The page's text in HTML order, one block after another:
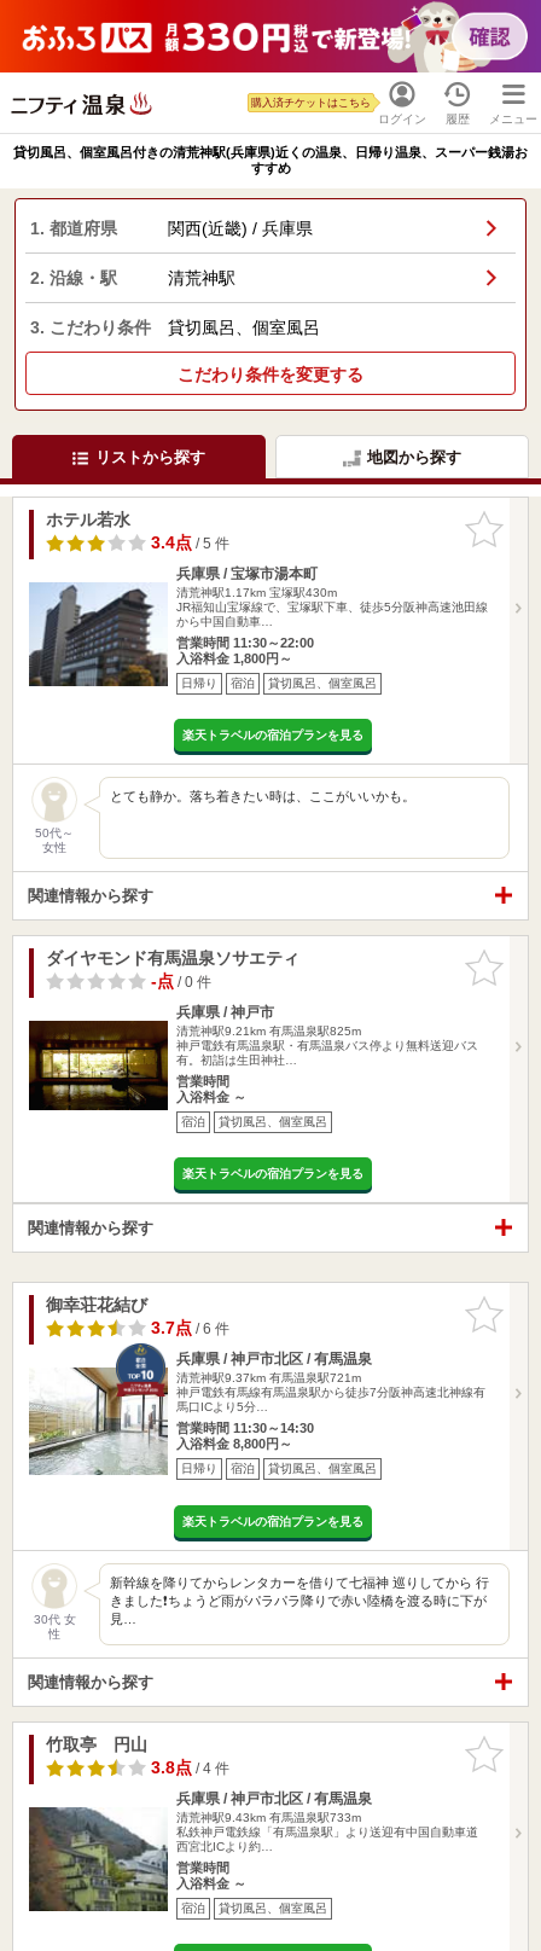
ログイン
購入済チケットはこちら
履歴 メニュー
貸切風呂、個室風呂付きの清荒神駅(兵庫県)近くの温泉、日帰り温泉、スーパー銭湯お
すすめ
1. 都道府県 関西(近畿) / 兵庫県
2. 沿線・駅 清荒神駅
3. こだわり条件 貸切風呂、個室風呂
こだわり条件を変更する
リストから探す 地図から探す
お気に入
りに追加
ホテル若水
3.4点/ 5 件
兵庫県 / 宝塚市湯本町
清荒神駅1.17km 宝塚駅430m
JR福知山宝塚線で、宝塚駅下車、徒歩5分阪神高速池田線
から中国自動車…
営業時間 11:30～22:00
入浴料金 1,800円～
日帰り 宿泊 貸切風呂、個室風呂
楽天トラベルの宿泊プランを見る
50代～
女性
とても静か。落ち着きたい時は、ここがいいかも。
関連情報から探す
お気に入
りに追加
ダイヤモンド有馬温泉ソサエティ
-点/ 0 件
兵庫県 / 神戸市
清荒神駅9.21km 有馬温泉駅825m
神戸電鉄有馬温泉駅・有馬温泉バス停より無料送迎バス
有。初詣は生田神社…
営業時間
入浴料金 ～
宿泊 貸切風呂、個室風呂
楽天トラベルの宿泊プランを見る
関連情報から探す
お気に入
りに追加
御幸荘花結び
3.7点/ 6 件
兵庫県 / 神戸市北区 / 有馬温泉
清荒神駅9.37km 有馬温泉駅721m
神戸電鉄有馬線有馬温泉駅から徒歩7分阪神高速北神線有
馬口ICより5分…
営業時間 11:30～14:30
入浴料金 8,800円～
日帰り 宿泊 貸切風呂、個室風呂
楽天トラベルの宿泊プランを見る
30代 女
性
新幹線を降りてからレンタカーを借りて七福神 巡りしてから 行
きました❗️ちょうど雨がパラパラ降りで赤い陸橋を渡る時に下が
見…
関連情報から探す
お気に入
りに追加
竹取亭 円山
3.8点/ 4 件
兵庫県 / 神戸市北区 / 有馬温泉
清荒神駅9.43km 有馬温泉駅733m
私鉄神戸電鉄線「有馬温泉駅」より送迎有中国自動車道
西宮北ICより約…
営業時間
入浴料金 ～
宿泊 貸切風呂、個室風呂